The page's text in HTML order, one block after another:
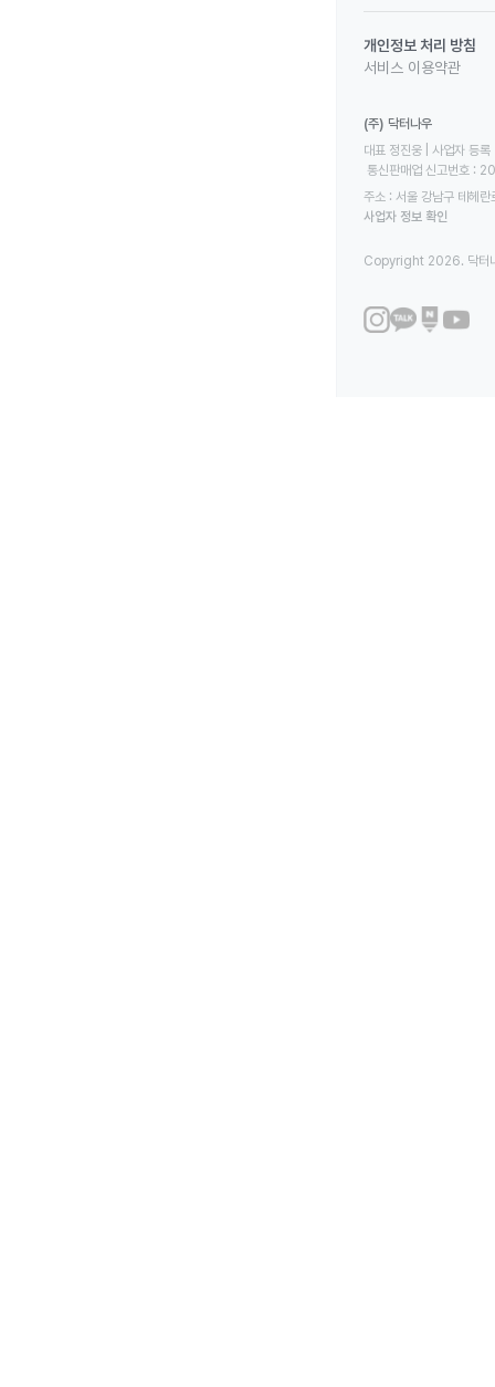
개인정보 처리 방침
서비스 이용약관
(주) 닥터나우
대표 정진웅 | 사업자
통신판매업 신고번호
주소 : 서울 강남구 테헤
사업자 정보 확인
Copyright 2026. 닥터